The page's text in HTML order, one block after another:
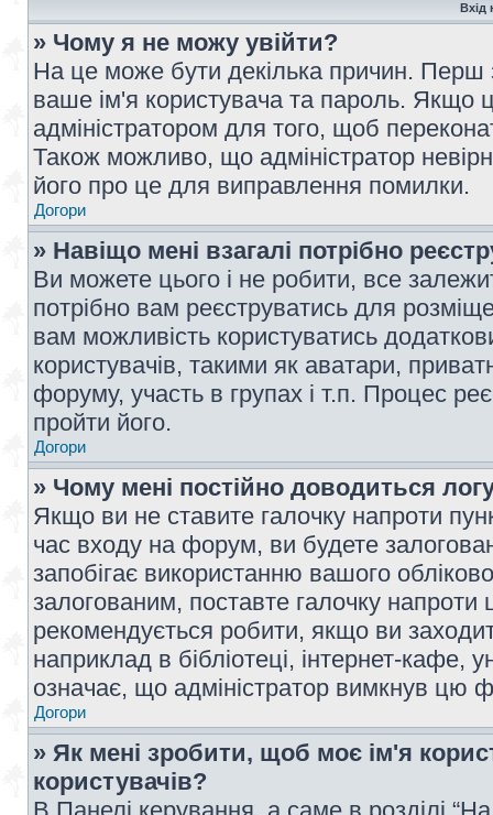
Вхід
» Чому я не можу увійти?
На це може бути декілька причин. Перш
ваше ім'я користувача та пароль. Якщо
адміністратором для того, щоб
Також можливо, що адміністратор
його про це для виправлення помилки.
Догори
» Навіщо мені взагалі потрібно
Ви можете цього і не робити, все
потрібно вам реєструватись для
вам можливість користуватись
користувачів, такими як аватари,
форуму, участь в групах і т.п. Процес
пройти його.
Догори
» Чому мені постійно доводиться
Якщо ви не ставите галочку напроти
час входу на форум, ви будете
запобігає використанню вашого
залогованим, поставте галочку
рекомендується робити, якщо ви
наприклад в бібліотеці, інтернет-кафе,
означає, що адміністратор вимкнув цю
Догори
» Як мені зробити, щоб моє ім'я
користувачів?